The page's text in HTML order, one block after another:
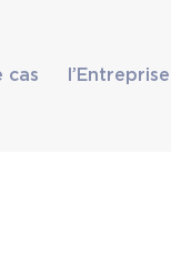
cas l’Entreprise